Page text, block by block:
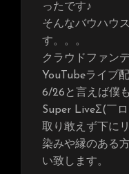
ったです♪
そんなバウハウ
す。。。
クラウドファン
YouTubeライブ
6/26と言えば僕
Super LiveΣ(￣
取り敢えず下に
染みや縁のある
い致します。